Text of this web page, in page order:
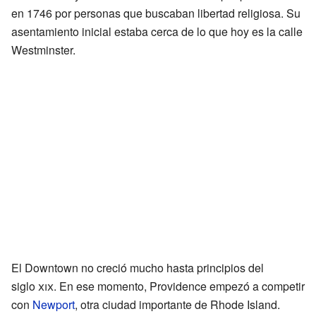
en 1746 por personas que buscaban libertad religiosa. Su
asentamiento inicial estaba cerca de lo que hoy es la calle
Westminster.
El Downtown no creció mucho hasta principios del
sigloxix. En ese momento, Providence empezó a competir
con Newport, otra ciudad importante de Rhode Island.